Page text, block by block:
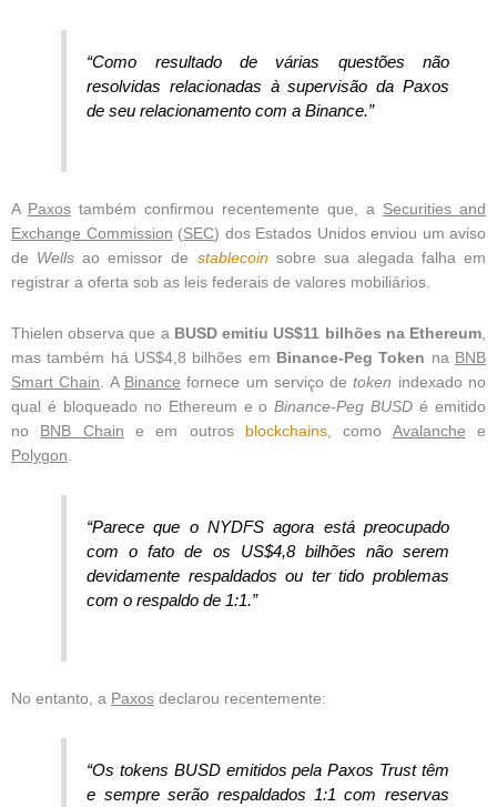
“Como resultado de várias questões não
resolvidas relacionadas à supervisão da Paxos
de seu relacionamento com a Binance.”
A Paxos também confirmou recentemente que, a Securities and
Exchange Commission (SEC) dos Estados Unidos enviou um aviso
de Wells ao emissor de stablecoin sobre sua alegada falha em
registrar a oferta sob as leis federais de valores mobiliários.
Thielen observa que a BUSD emitiu US$11 bilhões na Ethereum
mas também há US$4,8 bilhões em Binance-Peg Token na BNB
Smart Chain . A Binance fornece um serviço detoken indexado no
qual é bloqueado no Ethereum e oBinance-Peg BUSD é emitido
no BNB Chain e em outros blockchains , como Avalanche e
Polygon
“Parece que o NYDFS agora está preocupado
com o fato de os US$4,8 bilhões não serem
devidamente respaldados ou ter tido problemas
com o respaldo de 1:1.”
No entanto, a Paxos declarou recentemente:
“Os tokens BUSD emitidos pela Paxos Trust têm
e sempre serão respaldados 1:1 com reservas